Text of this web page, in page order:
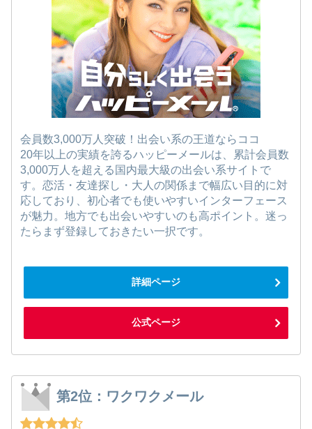
会員数3,000万人突破！出会い系の王道ならココ
20年以上の実績を誇るハッピーメールは、累計会員数
3,000万人を超える国内最大級の出会い系サイトで
す。恋活・友達探し・大人の関係まで幅広い目的に対
応しており、初心者でも使いやすいインターフェース
が魅力。地方でも出会いやすいのも高ポイント。迷っ
たらまず登録しておきたい一択です。
詳細ページ
公式ページ
第2位：ワクワクメール